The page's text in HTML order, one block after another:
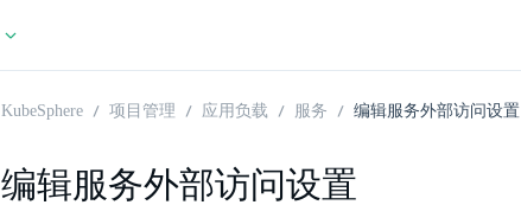
KubeSphere 项目管理 应用负载 服务 编辑服务外部访问设置
编辑服务外部访问设置